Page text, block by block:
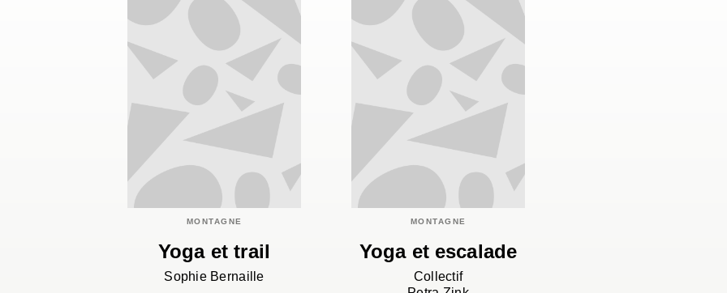
MONTAGNE
Yoga et trail
Sophie Bernaille
MONTAGNE
Yoga et escalade
Collectif